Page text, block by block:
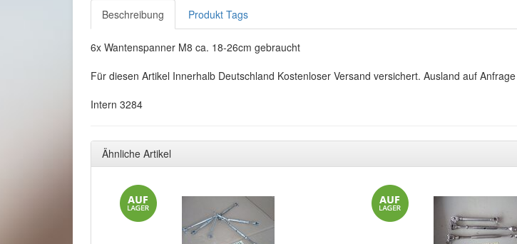
Beschreibung Produkt Tags
6x Wantenspanner M8 ca. 18-26cm gebraucht
Für diesen Artikel Innerhalb Deutschland Kostenloser Versand versichert. Ausland auf Anfrage
Intern 3284
Ähnliche Artikel